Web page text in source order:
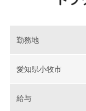
勤務地
愛知県小牧市
給与